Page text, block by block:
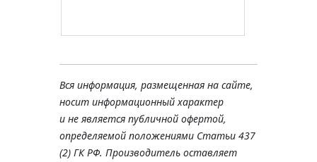
Вся информация, размещенная на сайте,
носит информационный характер
и не является публичной офертой,
определяемой положениями Статьи 437
(2) ГК РФ. Производитель оставляет